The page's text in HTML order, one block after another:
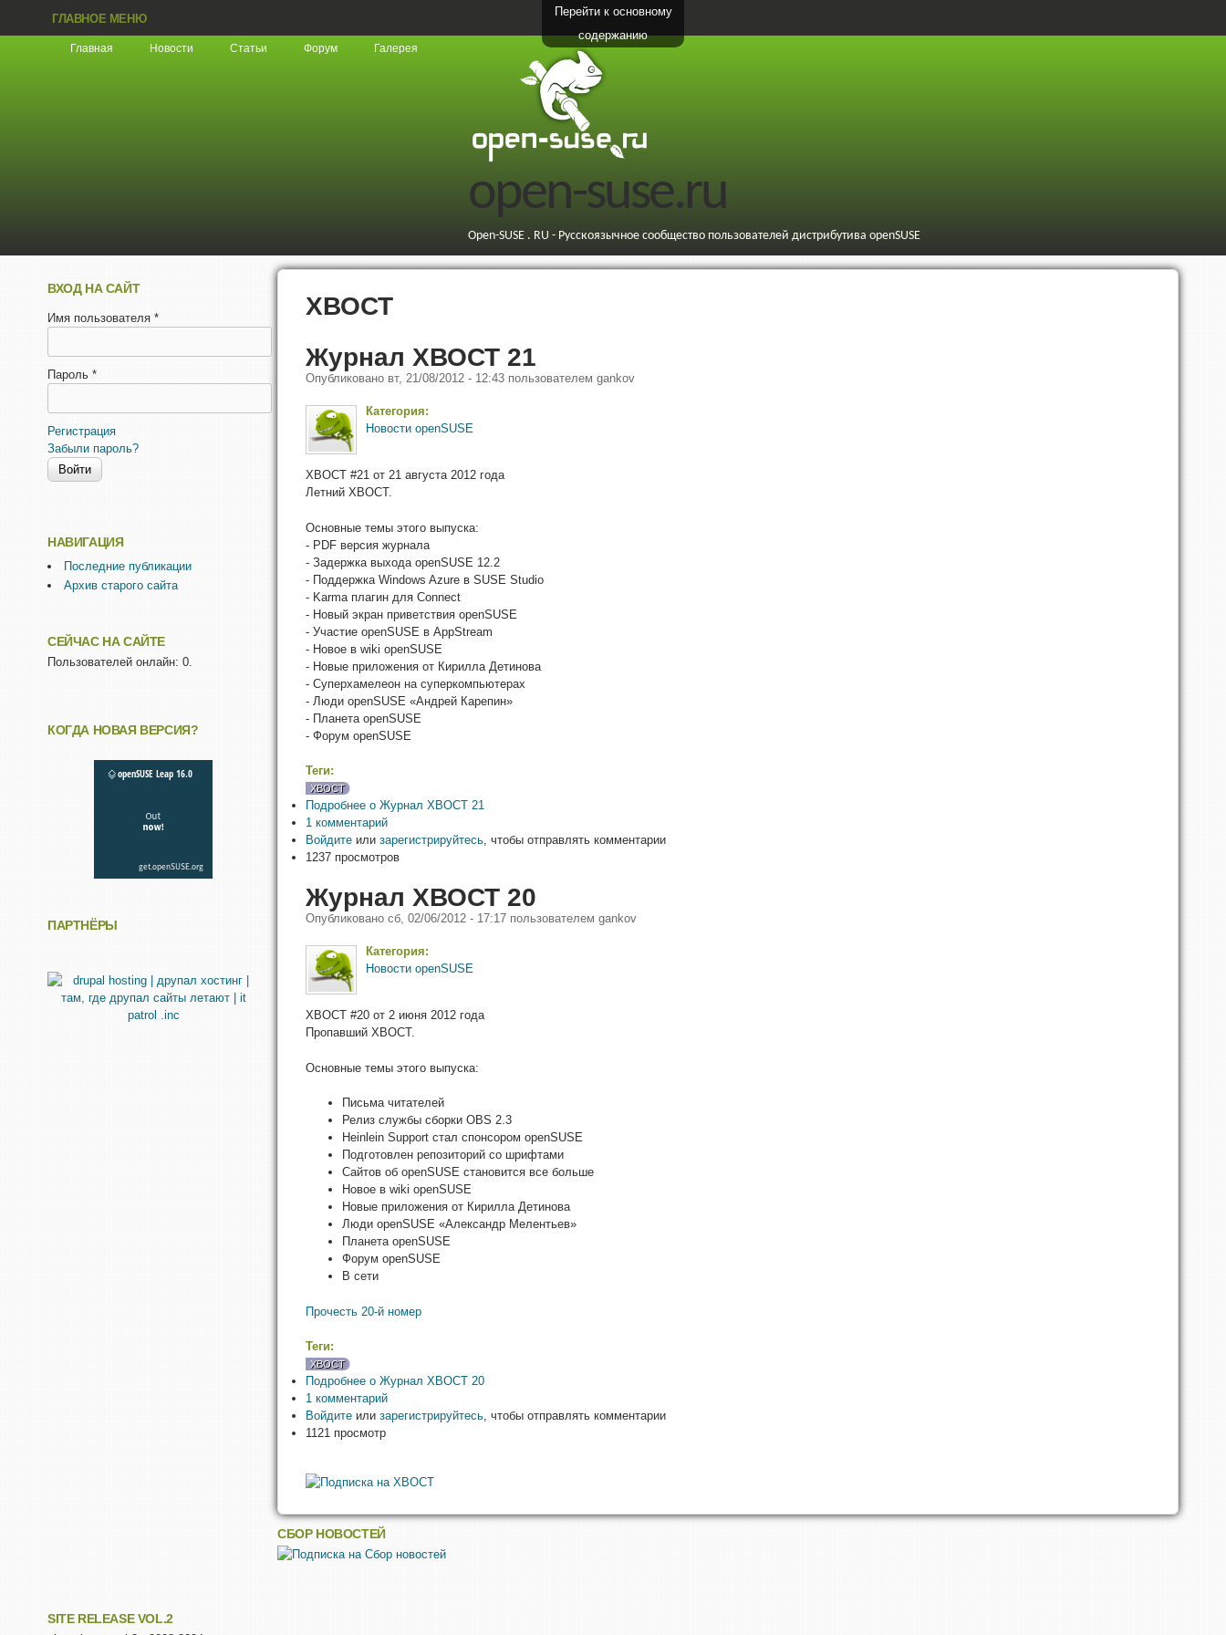
Перейти к основному
содержанию
ГЛАВНОЕ МЕНЮ
Главная Новости Статьи Форум Галерея
open-suse.ru
Open-SUSE . RU - Русскоязычное сообщество пользователей дистрибутива openSUSE
ХВОСТ
Журнал ХВОСТ 21
Опубликовано вт, 21/08/2012 - 12:43 пользователем gankov
Категория:
Новости openSUSE
XBOCT #21 от 21 августа 2012 года
Летний ХВОСТ.
Основные темы этого выпуска:
- PDF версия журнала
- Задержка выхода openSUSE 12.2
- Поддержка Windows Azure в SUSE Studio
- Karma плагин для Connect
- Новый экран приветствия openSUSE
- Участие openSUSE в AppStream
- Новое в wiki openSUSE
- Новые приложения от Кирилла Детинова
- Суперхамелеон на суперкомпьютерах
- Люди openSUSE «Андрей Карепин»
- Планета openSUSE
- Форум openSUSE
Теги:
ХВОСТ
Подробнее о Журнал ХВОСТ 21
1 комментарий
Войдите или зарегистрируйтесь, чтобы отправлять комментарии
1237 просмотров
Журнал ХВОСТ 20
Опубликовано сб, 02/06/2012 - 17:17 пользователем gankov
Категория:
Новости openSUSE
XBOCT #20 от 2 июня 2012 года
Пропавший ХВОСТ.
Основные темы этого выпуска:
Письма читателей
Релиз службы сборки OBS 2.3
Heinlein Support стал спонсором openSUSE
Подготовлен репозиторий со шрифтами
Сайтов об openSUSE становится все больше
Новое в wiki openSUSE
Новые приложения от Кирилла Детинова
Люди openSUSE «Александр Мелентьев»
Планета openSUSE
Форум openSUSE
В сети
Прочесть 20-й номер
Теги:
ХВОСТ
Подробнее о Журнал ХВОСТ 20
1 комментарий
Войдите или зарегистрируйтесь, чтобы отправлять комментарии
1121 просмотр
СБОР НОВОСТЕЙ
ВХОД НА САЙТ
Имя пользователя *
Пароль *
Регистрация
Забыли пароль?
НАВИГАЦИЯ
Последние публикации
Архив старого сайта
СЕЙЧАС НА САЙТЕ
Пользователей онлайн: 0.
КОГДА НОВАЯ ВЕРСИЯ?
ПАРТНЁРЫ
SITE RELEASE VOL.2